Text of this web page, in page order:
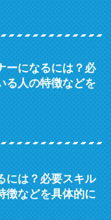
ーになるには？必
る人の特徴などを
には？必要スキル
徴などを具体的に